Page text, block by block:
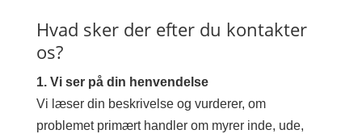
Hvad sker der efter du kontakter
os?
1. Vi ser på din henvendelse
Vi læser din beskrivelse og vurderer, om
problemet primært handler om myrer inde, ude,